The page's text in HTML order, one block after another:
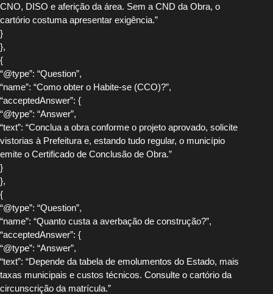
CNO, DISO e aferição da área. Sem a CND da Obra, o
cartório costuma apresentar exigência.”
}
},
{
“@type”: “Question”,
“name”: “Como obter o Habite-se (CCO)?”,
“acceptedAnswer”: {
“@type”: “Answer”,
“text”: “Conclua a obra conforme o projeto aprovado, solicite
vistorias à Prefeitura e, estando tudo regular, o município
emite o Certificado de Conclusão de Obra.”
}
},
{
“@type”: “Question”,
“name”: “Quanto custa a averbação de construção?”,
“acceptedAnswer”: {
“@type”: “Answer”,
“text”: “Depende da tabela de emolumentos do Estado, mais
taxas municipais e custos técnicos. Consulte o cartório da
circunscrição da matrícula.”